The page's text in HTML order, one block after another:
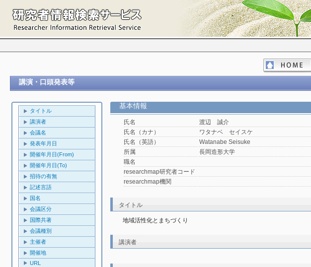
講演・口頭発表等
タイトル
講演者
会議名
発表年月日
開催年月日(From)
開催年月日(To)
招待の有無
記述言語
国名
会議区分
国際共著
会議種別
主催者
開催地
URL
基本情報
氏名
渡辺 誠介
氏名（カナ）
ワタナベ セイスケ
氏名（英語）
Watanabe Seisuke
所属
長岡造形大学
職名
researchmap研究者コード
researchmap機関
タイトル
地域活性化とまちづくり
講演者